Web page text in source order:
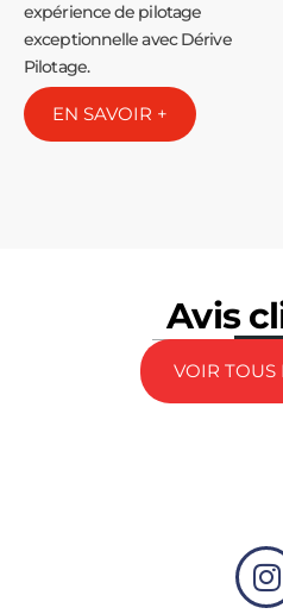
expérience de pilotage
exceptionnelle avec Dérive
Pilotage.
EN SAVOIR +
Avis
VOIR TOUS